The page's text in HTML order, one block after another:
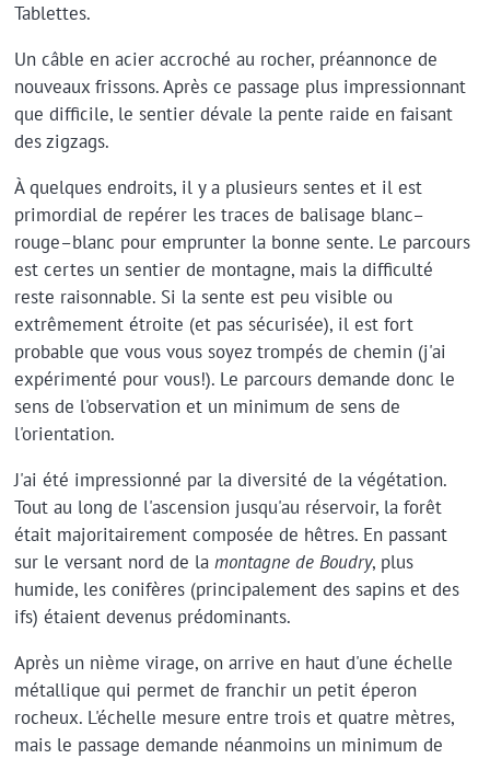
Tablettes.
Un câble en acier accroché au rocher, préannonce de
nouveaux frissons. Après ce passage plus impressionnant
que difficile, le sentier dévale la pente raide en faisant
des zigzags.
À quelques endroits, il y a plusieurs sentes et il est
primordial de repérer les traces de balisage blanc–
rouge–blanc pour emprunter la bonne sente. Le parcours
est certes un sentier de montagne, mais la difficulté
reste raisonnable. Si la sente est peu visible ou
extrêmement étroite (et pas sécurisée), il est fort
probable que vous vous soyez trompés de chemin (j'ai
expérimenté pour vous!). Le parcours demande donc le
sens de l'observation et un minimum de sens de
l'orientation.
J'ai été impressionné par la diversité de la végétation.
Tout au long de l'ascension jusqu'au réservoir, la forêt
était majoritairement composée de hêtres. En passant
sur le versant nord de la montagne de Boudry, plus
humide, les conifères (principalement des sapins et des
ifs) étaient devenus prédominants.
Après un nième virage, on arrive en haut d'une échelle
métallique qui permet de franchir un petit éperon
rocheux. L'échelle mesure entre trois et quatre mètres,
mais le passage demande néanmoins un minimum de